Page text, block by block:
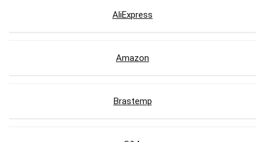
AliExpress
Amazon
Brastemp